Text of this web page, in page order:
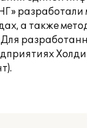
а также
Для